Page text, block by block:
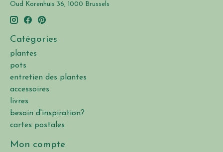
Oud Korenhuis 36, 1000 Brussels
Catégories
plantes
pots
entretien des plantes
accessoires
livres
besoin d'inspiration?
cartes postales
Mon compte